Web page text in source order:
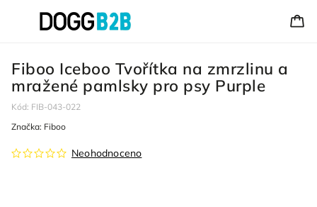
Fiboo Iceboo Tvořítka na zmrzlinu a
mražené pamlsky pro psy Purple
Kód: FIB-043-022
Neohodnoceno
Značka: Fiboo